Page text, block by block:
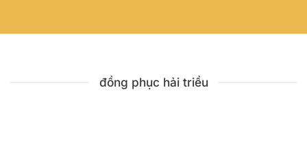
đồng phục hải triều